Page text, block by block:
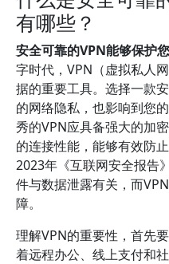
有哪些？
安全可靠的VPN能够保护
字时代，VPN（虚拟私人
据的重要工具。选择一款
的网络隐私，也影响到您
秀的VPN应具备强大的加
的连接性能，能够有效防
2023年《互联网安全报告
件与数据泄露有关，而
障。
理解VPN的重要性，首先
着远程办公、线上支付和